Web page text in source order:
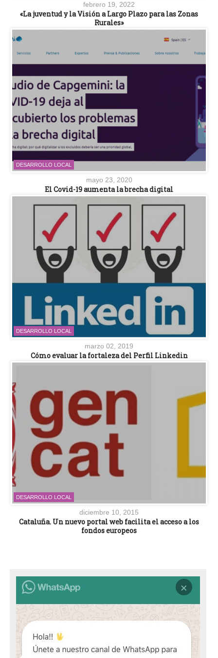
febrero 19, 2022
«La juventud y la Visión a Largo Plazo para las Zonas
Rurales»
DESARROLLO LOCAL
mayo 23, 2020
El Covid-19 aumenta la brecha digital
DESARROLLO LOCAL
marzo 02, 2019
Cómo evaluar la fortaleza del Perfil Linkedin
DESARROLLO LOCAL
diciembre 10, 2015
Cataluña. Un nuevo portal web facilita el acceso a los
fondos europeos